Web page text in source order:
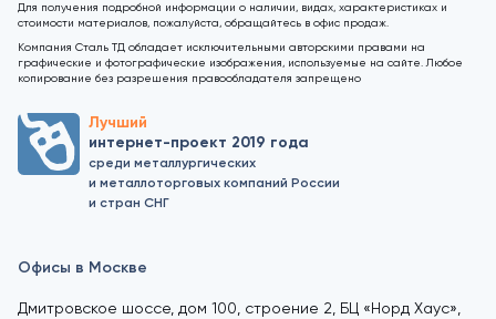
Для получения подробной информации о наличии, видах, характеристиках и
стоимости материалов, пожалуйста, обращайтесь в офис продаж.
Компания Сталь ТД обладает исключительными авторскими правами на
графические и фотографические изображения, используемые на сайте. Любое
копирование без разрешения правообладателя запрещено
Лучший
интернет-проект 2019 года
среди металлургических
и металлоторговых компаний России
и стран СНГ
Офисы в Москве
Дмитровское шоссе, дом 100, строение 2, БЦ «Норд Хаус»,